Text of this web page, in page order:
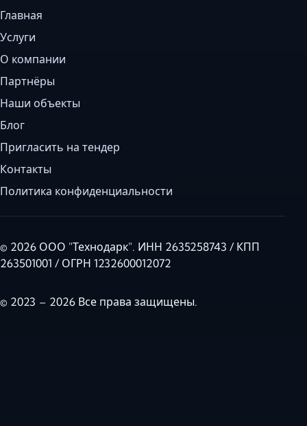
Главная
Услуги
О компании
Партнёры
Наши объекты
Блог
Пригласить на тендер
Контакты
Политика конфиденциальности
© 2026 ООО "Технодарк". ИНН 2635258743 / КПП
263501001 / ОГРН 1232600012072
© 2023 – 2026 Все права защищены.